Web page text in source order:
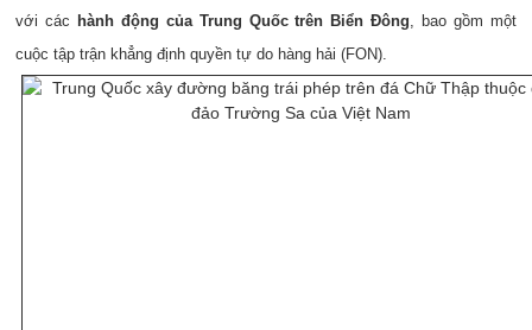
với các hành động của Trung Quốc trên Biển Đông, bao gồm một
cuộc tập trận khẳng định quyền tự do hàng hải (FON).